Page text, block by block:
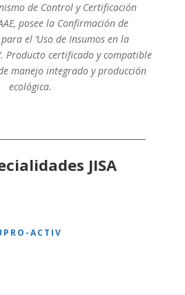
de Control y Certificación
posee la Confirmación de
el ‘Uso de Insumos en la
Producto certificado y compatible
manejo integrado y producción
ecológica.
JISA
ACTIV